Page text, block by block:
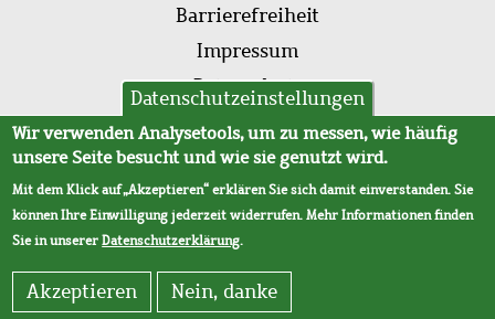
Barrierefreiheit
Impressum
Datenschutz
AVB
Datenschutzeinstellungen
Wir verwenden Analysetools, um zu messen, wie häufig
unsere Seite besucht und wie sie genutzt wird.
Mit dem Klick auf „Akzeptieren“ erklären Sie sich damit einverstanden. Sie
können Ihre Einwilligung jederzeit widerrufen. Mehr Informationen finden
Sie in unsererDatenschutzerklärung.
Akzeptieren Nein, danke